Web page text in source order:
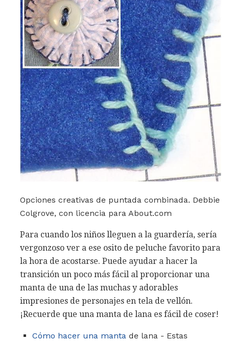
Opciones creativas de puntada combinada. Debbie
Colgrove, con licencia para About.com
Para cuando los niños lleguen a la guardería, sería
vergonzoso ver a ese osito de peluche favorito para
la hora de acostarse. Puede ayudar a hacer la
transición un poco más fácil al proporcionar una
manta de una de las muchas y adorables
impresiones de personajes en tela de vellón.
¡Recuerde que una manta de lana es fácil de coser!
Cómo hacer una manta de lana - Estas